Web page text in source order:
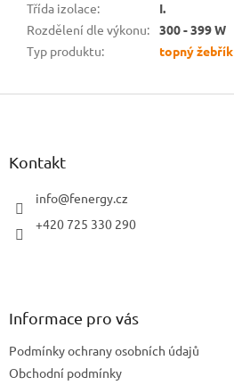
Třída izolace:
I.
Rozdělení dle výkonu:
300 - 399 W
Typ produktu: topný žebřík
Z
Kontakt
info@fenergy.cz
+420 725 330 290
Informace pro vás
Podmínky ochrany osobních údajů
Obchodní podmínky